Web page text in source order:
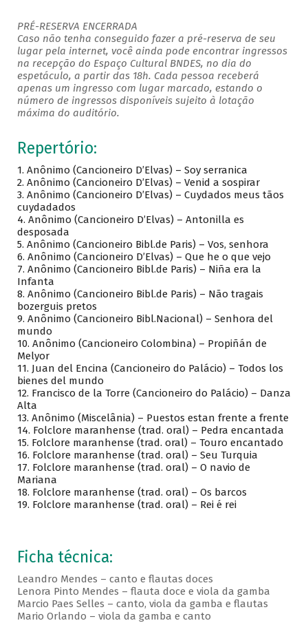
PRÉ-RESERVA ENCERRADA
Caso não tenha conseguido fazer a pré-reserva de seu
lugar pela internet, você ainda pode encontrar ingressos
na recepção do Espaço Cultural BNDES, no dia do
espetáculo, a partir das 18h. Cada pessoa receberá
apenas um ingresso com lugar marcado, estando o
número de ingressos disponíveis sujeito à lotação
máxima do auditório.
Repertório:
1. Anônimo (Cancioneiro D’Elvas) – Soy serranica
2. Anônimo (Cancioneiro D’Elvas) – Venid a sospirar
3. Anônimo (Cancioneiro D’Elvas) – Cuydados meus tãos
cuydadados
4. Anônimo (Cancioneiro D’Elvas) – Antonilla es
desposada
5. Anônimo (Cancioneiro Bibl.de Paris) – Vos, senhora
6. Anônimo (Cancioneiro D’Elvas) – Que he o que vejo
7. Anônimo (Cancioneiro Bibl.de Paris) – Niña era la
Infanta
8. Anônimo (Cancioneiro Bibl.de Paris) – Não tragais
bozerguis pretos
9. Anônimo (Cancioneiro Bibl.Nacional) – Senhora del
mundo
10. Anônimo (Cancioneiro Colombina) – Propiñán de
Melyor
11. Juan del Encina (Cancioneiro do Palácio) – Todos los
bienes del mundo
12. Francisco de la Torre (Cancioneiro do Palácio) – Danza
Alta
13. Anônimo (Miscelânia) – Puestos estan frente a frente
14. Folclore maranhense (trad. oral) – Pedra encantada
15. Folclore maranhense (trad. oral) – Touro encantado
16. Folclore maranhense (trad. oral) – Seu Turquia
17. Folclore maranhense (trad. oral) – O navio de
Mariana
18. Folclore maranhense (trad. oral) – Os barcos
19. Folclore maranhense (trad. oral) – Rei é rei
Ficha técnica:
Leandro Mendes – canto e flautas doces
Lenora Pinto Mendes – flauta doce e viola da gamba
Marcio Paes Selles – canto, viola da gamba e flautas
Mario Orlando – viola da gamba e canto